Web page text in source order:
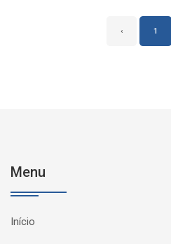
‹ 1
Menu
Início